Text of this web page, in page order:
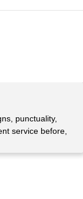
punctuality,
service before,